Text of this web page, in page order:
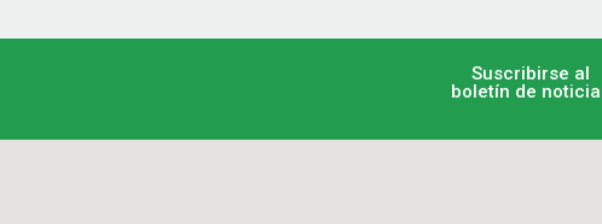
Suscribirse al
boletín de